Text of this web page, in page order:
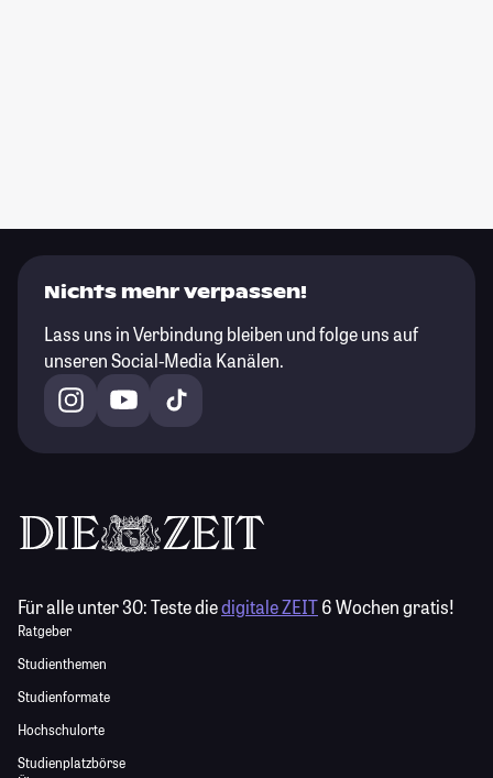
Nichts mehr verpassen!
Lass uns in Verbindung bleiben und folge uns auf
unseren Social-Media Kanälen.
Für alle unter 30:Teste diedigitale ZEIT6 Wochen gratis!
Ratgeber
Studienthemen
Studienformate
Hochschulorte
Studienplatzbörse